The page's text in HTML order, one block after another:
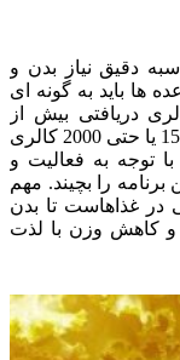
دقیق نیاز بدن و
ها باید به گونه ای
دریافتی بیش از
اندازه نشود. برای برخی، رژیم های 1200 یا 1500 یا حتی 2000 کالری
توجه به فعالیت و
را بچیند. مهم
در غذاهاست تا بدن
و کاهش وزن با لذت